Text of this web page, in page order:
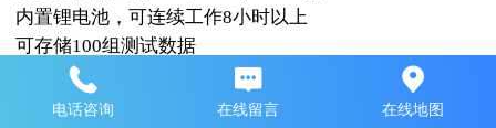
内置锂电池，可连续工作8小时以上
可存储100组测试数据
电话咨询 在线留言 在线地图